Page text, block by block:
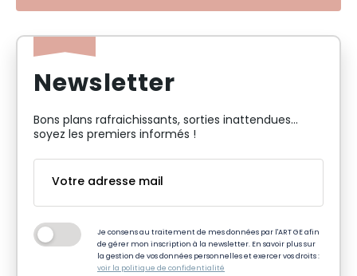
Newsletter
Bons plans rafraichissants, sorties inattendues…
soyez les premiers informés !
Je consens au traitement de mes données par l'ART GE afin
de gérer mon inscription à la newsletter. En savoir plus sur
la gestion de vos données personnelles et exercer vos droits :
voir la politique de confidentialité